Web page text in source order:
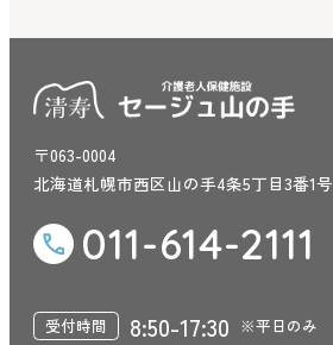
〒063-0004
北海道札幌市西区山の手4条5丁目3番1号
011-614-2111
受付時間 8:50-17:30 ※平日のみ